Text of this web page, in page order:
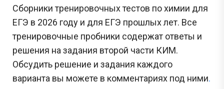
Сборники тренировочных тестов по химии для
ЕГЭ в 2026 году и для ЕГЭ прошлых лет. Все
тренировочные пробники содержат ответы и
решения на задания второй части КИМ.
Обсудить решение и задания каждого
варианта вы можете в комментариях под ними.